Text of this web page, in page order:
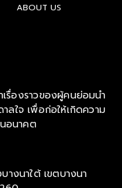
ABOUT US
รื่องราวของผู้คนย่อมนำ
ลใจ เพื่อก่อให้เกิดความ
อนาคต
งนาใต้ เขตบางนา